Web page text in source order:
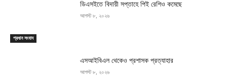
প্রধান সংবাদ
ডিএসইতে বিদায়ী সপ্তাহে পিই রেশিও কমেছে
আগস্ট ৮, ২০২৬
এসআইবিএল থেকেও প্রশাসক প্রত্যাহার
আগস্ট ৮, ২০২৬